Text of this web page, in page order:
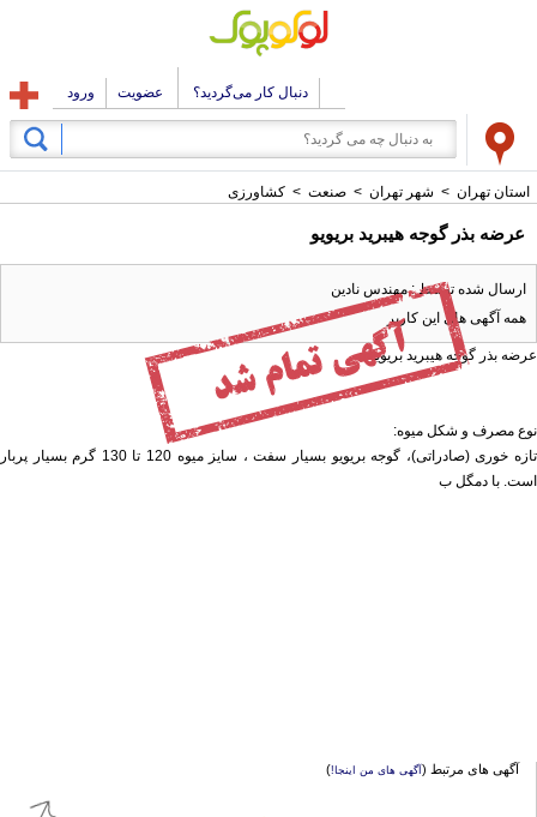
دنبال کار می‌گردید؟ عضویت ورود
استان تهران > شهر تهران > صنعت > کشاورزی
عرضه بذر گوجه هیبرید بریویو
ارسال شده توسط : مهندس نادین
همه آگهی های این کاربر
عرضه بذر گوجه هیبرید بریویو
نوع مصرف و شکل میوه:
تازه خوری (صادراتی)، گوجه بریویو بسیار سفت ، سایز میوه 120 تا 130 گرم بسیار پربار
است. با دمگل ب
آگهی های مرتبط (آگهی های من اینجا!)